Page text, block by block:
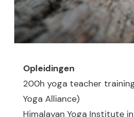
Opleidingen
200h yoga teacher
Yoga Alliance)
Himalayan Yoga Institute